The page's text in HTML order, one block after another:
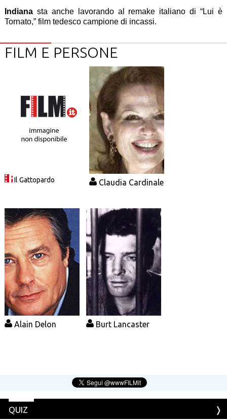
Indianasta anche lavorando al remake italiano di “Lui è
Tornato,” film tedesco campione di incassi.
FILM E PERSONE
Il Gattopardo Claudia Cardinale
Alain Delon Burt Lancaster
QUIZ